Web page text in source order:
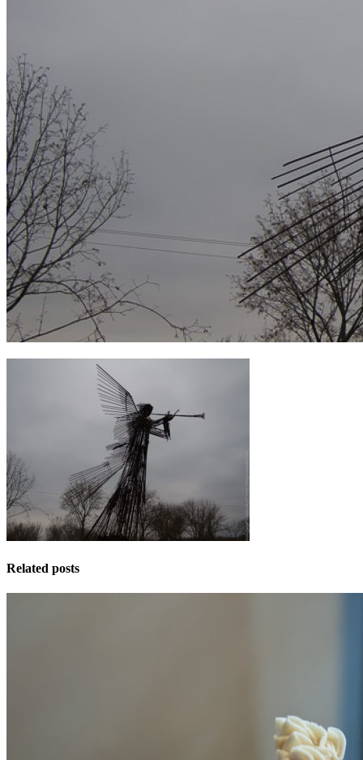
Related posts